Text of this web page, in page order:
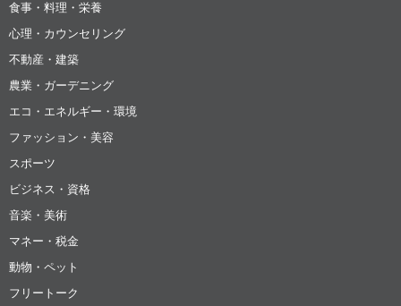
食事・料理・栄養
心理・カウンセリング
不動産・建築
農業・ガーデニング
エコ・エネルギー・環境
ファッション・美容
スポーツ
ビジネス・資格
音楽・美術
マネー・税金
動物・ペット
フリートーク